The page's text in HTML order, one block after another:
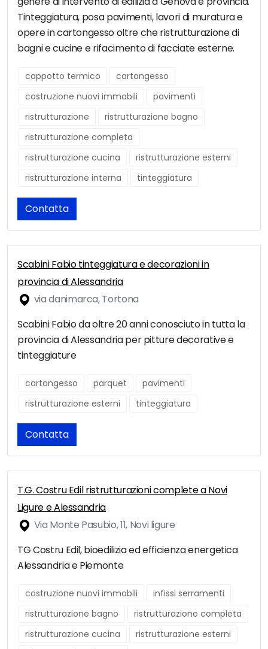
Tinteggiatura, posa pavimenti, lavori di muratura e
opere in cartongesso oltre che ristrutturazione di
bagni e cucine e rifacimento di facciate esterne.
cappotto termico
cartongesso
costruzione nuovi immobili
pavimenti
ristrutturazione
ristrutturazione bagno
ristrutturazione completa
ristrutturazione cucina
ristrutturazione esterni
ristrutturazione interna
tinteggiatura
Contatta
Scabini Fabio tinteggiatura e decorazioni in
provincia di Alessandria
via danimarca, Tortona
Scabini Fabio da oltre 20 anni conosciuto in tutta la
provincia di Alessandria per pitture decorative e
tinteggiature
cartongesso parquet
pavimenti
ristrutturazione esterni
tinteggiatura
Contatta
T.G. Costru Edil ristrutturazioni complete a Novi
Ligure e Alessandria
Via Monte Pasubio, 11, Novi ligure
TG Costru Edil, bioedilizia ed efficienza energetica
Alessandria e Piemonte
costruzione nuovi immobili
infissi serramenti
ristrutturazione bagno
ristrutturazione completa
ristrutturazione cucina
ristrutturazione esterni